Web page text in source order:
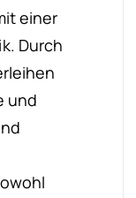
einer
Durch
und